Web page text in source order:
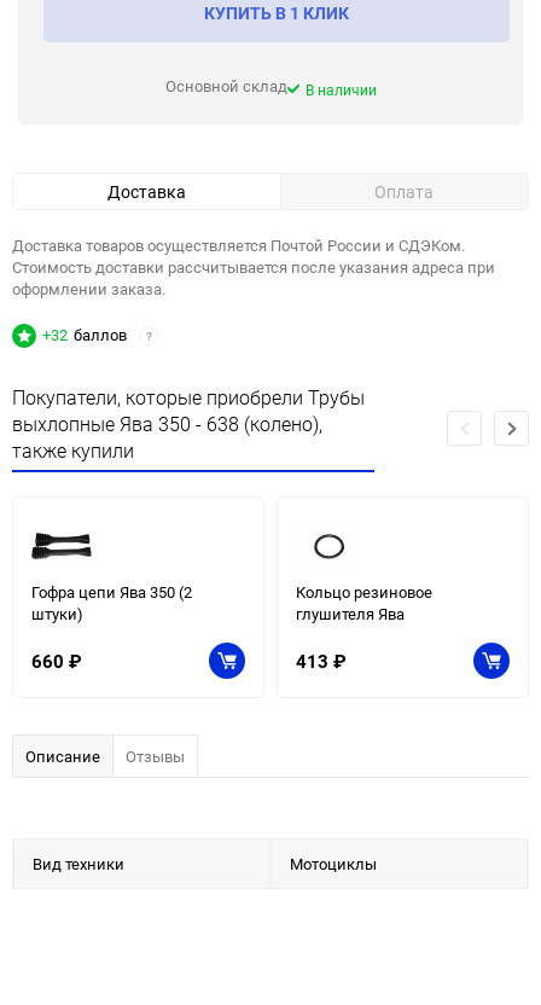
КУПИТЬ В 1 КЛИК
Основной склад В наличии
Доставка Оплата
Доставка товаров осуществляется Почтой России и СДЭКом.
Стоимость доставки рассчитывается после указания адреса при
оформлении заказа.
+32 баллов ?
Покупатели, которые приобрели Трубы
выхлопные Ява 350 - 638 (колено),
также купили
Гофра цепи Ява 350 (2
штуки)
660 ₽
Кольцо резиновое
глушителя Ява
413 ₽
Описание Отзывы
Вид техники Мотоциклы